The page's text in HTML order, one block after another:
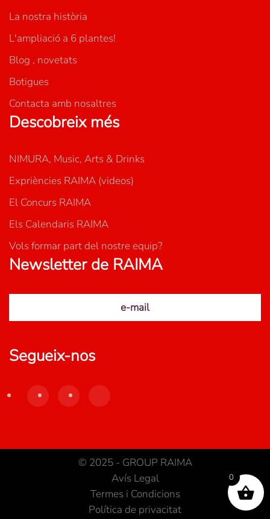
La nostra història
L'ampliació a 6 plantes!
Blog , novetats
Botigues
Contacta amb nosaltres
Descobreix més
NIMURA, Music, Arts & Drinks
Expriències RAIMA (videos)
El Concurs RAIMA
Els Calendaris RAIMA
Vols formar part del nostre equip?
Newsletter de RAIMA
e-mail
Segueix-nos
© 2025 - GROUP RAIMA
Avís Legal
Termes i Condicions
Política de privacitat
0